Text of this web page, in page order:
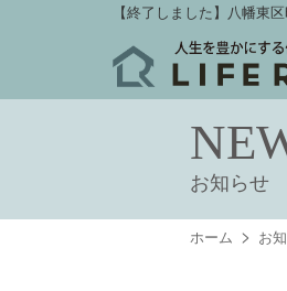
【終了しました】八幡東
お知らせ
ホーム お